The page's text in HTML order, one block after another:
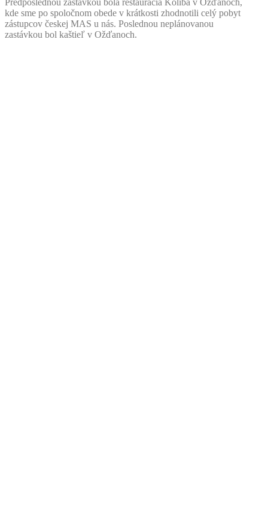
kde sme po spoločnom obede v krátkosti zhodnotili celý pobyt
zástupcov českej MAS u nás. Poslednou neplánovanou
zastávkou bol kaštieľ v Ožďanoch.